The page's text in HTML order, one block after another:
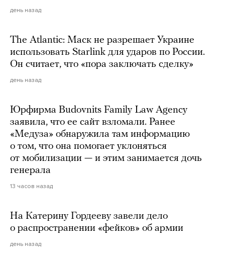
день назад
The Atlantic: Маск не разрешает Украине
использовать Starlink для ударов по России.
Он считает, что «пора заключать сделку»
день назад
Юрфирма Budovnits Family Law Agency
заявила, что ее сайт взломали. Ранее
«Медуза» обнаружила там информацию
о том, что она помогает уклоняться
от мобилизации — и этим занимается дочь
генерала
13 часов назад
На Катерину Гордееву завели дело
о распространении «фейков» об армии
день назад